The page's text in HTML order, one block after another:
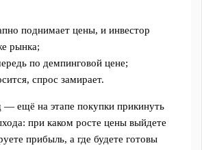
поднимает цены, и инвестор
рынка;
по демпинговой цене;
спрос замирает.
ещё на этапе покупки прикинуть
при каком росте цены выйдете
прибыль, а где будете готовы